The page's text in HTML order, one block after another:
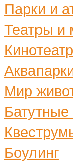
Парки и
Театры и
Мир
Боулинг